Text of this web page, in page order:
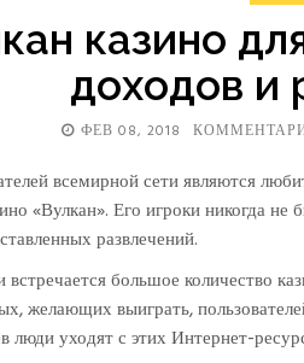
казино
доходов и
ФЕВ 08, 2018
всемирной сети являются
«Вулкан». Его игроки никогда
развлечений.
большое количество
желающих выиграть,
люди уходят с этих Интернет-